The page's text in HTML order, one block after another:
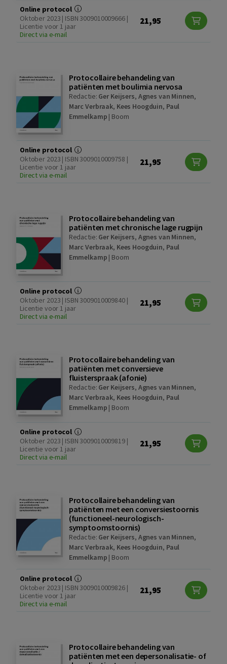
Online protocol
Oktober 2023 | ISBN 3009010009666 |
Licentie voor 1 jaar
Direct via e-mail
21,95
Protocollaire behandeling van
patiënten met boulimia nervosa
Redactie: Ger Keijsers, Agnes van Minnen,
Marc Verbraak, Kees Hoogduin, Paul
Emmelkamp | Boom
Online protocol
Oktober 2023 | ISBN 3009010009758 |
Licentie voor 1 jaar
Direct via e-mail
21,95
Protocollaire behandeling van
patiënten met chronische lage rugpijn
Redactie: Ger Keijsers, Agnes van Minnen,
Marc Verbraak, Kees Hoogduin, Paul
Emmelkamp | Boom
Online protocol
Oktober 2023 | ISBN 3009010009840 |
Licentie voor 1 jaar
Direct via e-mail
21,95
Protocollaire behandeling van
patiënten met conversieve
fluisterspraak (afonie)
Redactie: Ger Keijsers, Agnes van Minnen,
Marc Verbraak, Kees Hoogduin, Paul
Emmelkamp | Boom
Online protocol
Oktober 2023 | ISBN 3009010009819 |
Licentie voor 1 jaar
Direct via e-mail
21,95
Protocollaire behandeling van
patiënten met een conversiestoornis
(functioneel-neurologisch-
symptoomstoornis)
Redactie: Ger Keijsers, Agnes van Minnen,
Marc Verbraak, Kees Hoogduin, Paul
Emmelkamp | Boom
Online protocol
Oktober 2023 | ISBN 3009010009826 |
Licentie voor 1 jaar
Direct via e-mail
21,95
Protocollaire behandeling van
patiënten met een depersonalisatie- of